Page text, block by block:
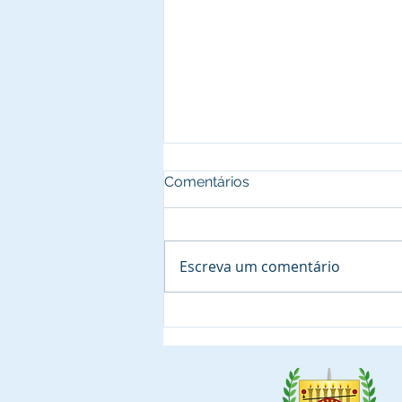
selecionando 25 (vinte e
cinco) personalidades para
Comentários
Escreva um comentário